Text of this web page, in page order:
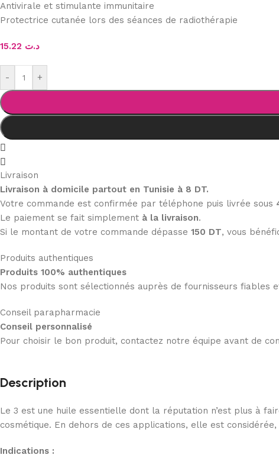
Antivirale et stimulante immunitaire
Protectrice cutanée lors des séances de radiothérapie
د.ت
- +
Livraison
Livraison à domicile partout en Tunisie à 8 DT.
Votre commande est confirmée par téléphone puis livrée sous
Le paiement se fait simplement à la livraison.
Si le montant de votre commande dépasse 150 DT, vous
Produits authentiques
Produits 100% authentiques
Nos produits sont sélectionnés auprès de fournisseurs fiables
Conseil parapharmacie
Conseil personnalisé
Pour choisir le bon produit, contactez notre équipe avant de
Description
Le 3 est une huile essentielle dont la réputation n’est plus à
cosmétique. En dehors de ces applications, elle est
Indications :